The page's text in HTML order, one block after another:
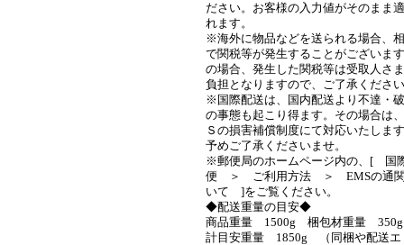
ださい。お客様の入力値がそのまま
れます。
※海外に物品などを送られる場合、
で関税等が発生することがございま
の場合、発生した関税等は受取人さ
負担となりますので、ご了承くださ
※国際配送は、国内配送より不達・
の事態も起こり得ます。その場合は
Ｓの損害補償制度にて対応いたしま
予めご了承くださいませ。
※郵便局のホームページ内の、[ 国
便 ＞ ご利用方法 ＞ EMSの通
いて ]をご覧ください。
◆配送重量の目安◆
商品重量 1500g 梱包材重量
計目安重量 1850g （同梱や配送エ